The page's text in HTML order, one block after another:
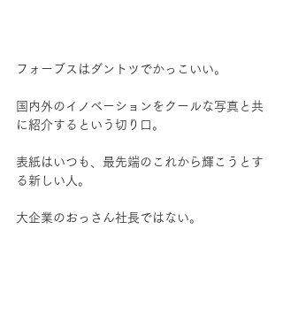
フォーブスはダントツでかっこいい。
国内外のイノベーションをクールな写真と共
に紹介するという切り口。
表紙はいつも、最先端のこれから輝こうとす
る新しい人。
大企業のおっさん社長ではない。